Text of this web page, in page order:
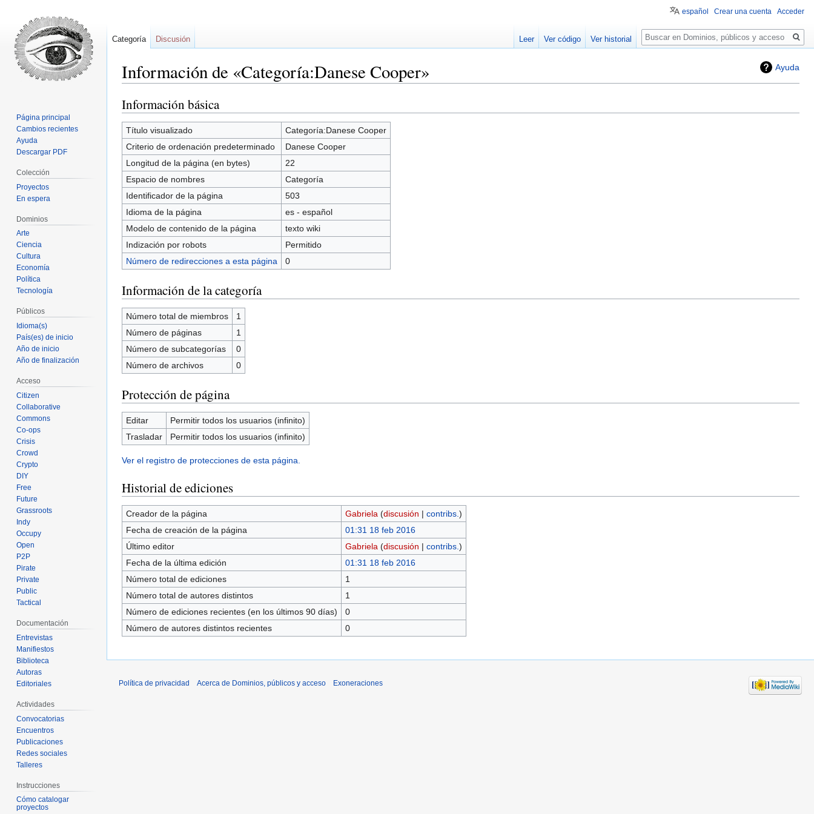
Ayuda
Información de «Categoría:Danese Cooper»
Ir
a
la
navegación
Ir
a
la
búsqueda
Información básica
Título visualizado
Categoría:Danese Cooper
Criterio de ordenación predeterminado
Danese Cooper
Longitud de la página (en bytes)
22
Espacio de nombres
Categoría
Identificador de la página
503
Idioma de la página
es - español
Modelo de contenido de la página
texto wiki
Indización por robots
Permitido
Número de redirecciones a esta página
0
Información de la categoría
Número total de miembros
1
Número de páginas
1
Número de subcategorías
0
Número de archivos
0
Protección de página
Editar
Permitir todos los usuarios (infinito)
Trasladar
Permitir todos los usuarios (infinito)
Ver el registro de protecciones de esta página.
Historial de ediciones
Creador de la página Gabriela (discusión | contribs. )
Fecha de creación de la página
01:31 18 feb 2016
Último editor
Gabriela (discusión | contribs. )
Fecha de la última edición
01:31 18 feb 2016
Número total de ediciones
1
Número total de autores distintos
1
Número de ediciones recientes (en los últimos 90 días)
0
Número de autores distintos recientes
0
español Crear una cuenta Acceder
Categoría Discusión Leer Ver código Ver historial
Buscar
Página principal
Cambios recientes
Ayuda
Descargar PDF
Colección
Proyectos
En espera
Dominios
Arte
Ciencia
Cultura
Economía
Política
Tecnología
Públicos
Idioma(s)
País(es) de inicio
Año de inicio
Año de finalización
Acceso
Citizen
Collaborative
Commons
Co-ops
Crisis
Crowd
Crypto
DIY
Free
Future
Grassroots
Indy
Occupy
Open
P2P
Pirate
Private
Public
Tactical
Documentación
Entrevistas
Manifiestos
Biblioteca
Autoras
Editoriales
Actividades
Convocatorias
Encuentros
Publicaciones
Redes sociales
Talleres
Instrucciones
Cómo catalogar
proyectos
Política de privacidad Acerca de Dominios, públicos y acceso Exoneraciones